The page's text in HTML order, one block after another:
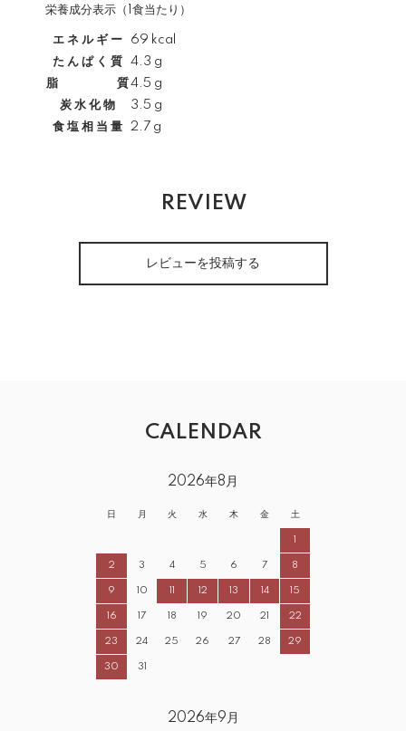
栄養成分表示（1食当たり）
エ ネ ル ギ ー
69 kcal
た ん ぱ く 質
4.3 g
脂 質4.5 g
炭 水 化 物
3.5 g
食 塩 相 当 量
2.7 g
REVIEW
レビューを投稿する
CALENDAR
2026年8月
日 月 火 水 木 金 土
1
2 3 4 5 6 7 8
9 10 11 12 13 14 15
16 17 18 19 20 21 22
23 24 25 26 27 28 29
30 31
2026年9月